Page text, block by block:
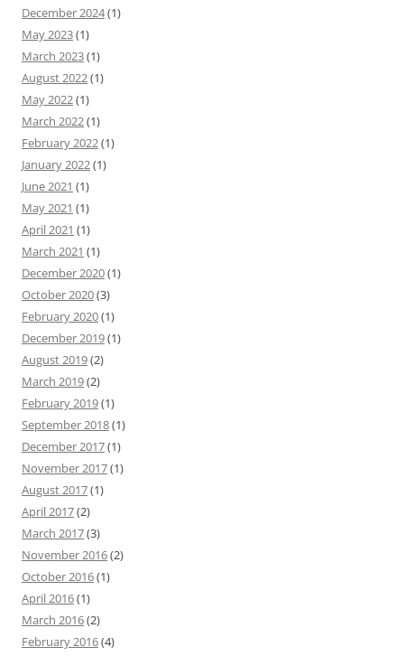
December 2024(1)
May 2023(1)
March 2023(1)
August 2022(1)
May 2022(1)
March 2022(1)
February 2022(1)
January 2022(1)
June 2021 (1)
May 2021 (1)
April 2021 (1)
March 2021 (1)
December 2020(1)
October 2020(3)
February 2020(1)
December 2019(1)
August 2019(2)
March 2019(2)
February 2019(1)
September 2018(1)
December 2017(1)
November 2017(1)
August 2017(1)
April 2017(2)
March 2017(3)
November 2016(2)
October 2016(1)
April 2016(1)
March 2016(2)
February 2016(4)